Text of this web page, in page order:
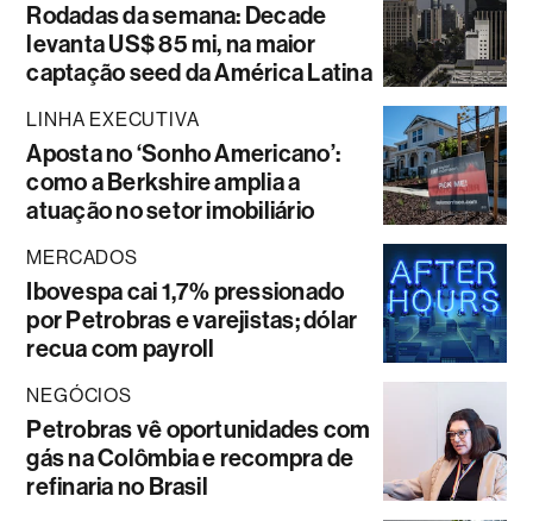
Rodadas da semana: Decade
levanta US$ 85 mi, na maior
captação seed da América Latina
LINHA EXECUTIVA
Aposta no ‘Sonho Americano’:
como a Berkshire amplia a
atuação no setor imobiliário
MERCADOS
Ibovespa cai 1,7% pressionado
por Petrobras e varejistas; dólar
recua com payroll
NEGÓCIOS
Petrobras vê oportunidades com
gás na Colômbia e recompra de
refinaria no Brasil